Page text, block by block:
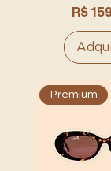
Preço
R$
Premium